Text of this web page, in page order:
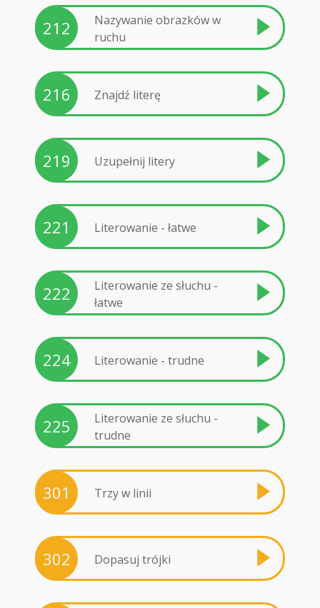
212
Nazywanie obrazków w
ruchu
216 Znajdź literę
219 Uzupełnij litery
221 Literowanie - łatwe
222
Literowanie ze słuchu -
łatwe
224 Literowanie - trudne
225
Literowanie ze słuchu -
trudne
301 Trzy w linii
302 Dopasuj trójki